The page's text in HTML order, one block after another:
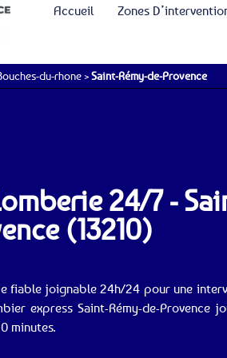
Accueil Zones
du-rhone >Saint-Rémy-de-Provence
24/7 -
(13210)
fiable joignable 24h/24 pour une
express Saint-Rémy-de-Provence
minutes.